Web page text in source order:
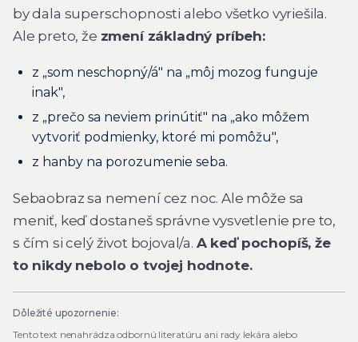
by dala superschopnosti alebo všetko vyriešila.
Ale preto, že zmení základný príbeh:
z „som neschopný/á" na „môj mozog funguje
inak",
z „prečo sa neviem prinútiť" na „ako môžem
vytvoriť podmienky, ktoré mi pomôžu",
z hanby na porozumenie seba.
Sebaobraz sa nemení cez noc. Ale môže sa
meniť, keď dostaneš správne vysvetlenie pre to,
s čím si celý život bojoval/a. A keď pochopíš, že
to nikdy nebolo o tvojej hodnote.
Dôležité upozornenie:
Tento text nenahrádza odbornú literatúru ani rady lekára alebo